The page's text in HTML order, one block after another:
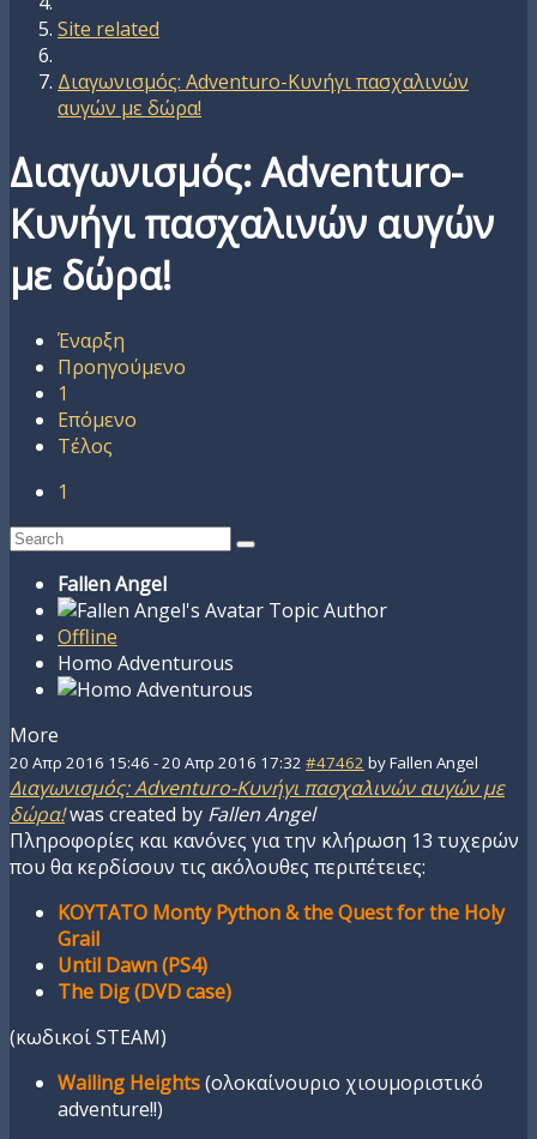
Site related
Διαγωνισμός: Adventuro-Κυνήγι πασχαλινών
αυγών με δώρα!
Διαγωνισμός: Adventuro-
Κυνήγι πασχαλινών αυγών
με δώρα!
Έναρξη
Προηγούμενο
1
Επόμενο
Τέλος
1
Fallen Angel
Topic Author
Offline
Homo Adventurous
More
20 Απρ 2016 15:46 -20 Απρ 2016 17:32 #47462 byFallen Angel
Διαγωνισμός: Adventuro-Κυνήγι πασχαλινών αυγών με
δώρα!was created by Fallen Angel
Πληροφορίες και κανόνες για την κλήρωση 13 τυχερών
που θα κερδίσουν τις ακόλουθες περιπέτειες:
KOYTATO Monty Python & the Quest for the Holy
Grail
Until Dawn (PS4)
The Dig (DVD case)
(κωδικοί STEAM)
Wailing Heights(ολοκαίνουριο χιουμοριστικό
adventure!!)